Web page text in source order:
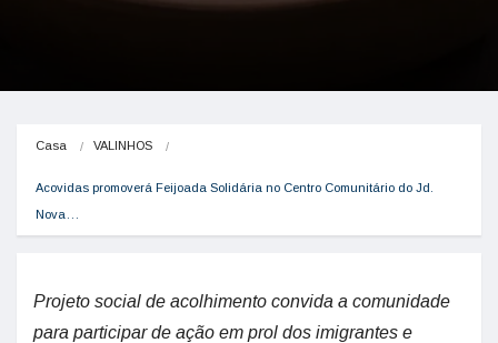
Casa VALINHOS
Acovidas promoverá Feijoada Solidária no Centro Comunitário do Jd.
Nova…
Projeto social de acolhimento convida a comunidade
para participar de ação em prol dos imigrantes e